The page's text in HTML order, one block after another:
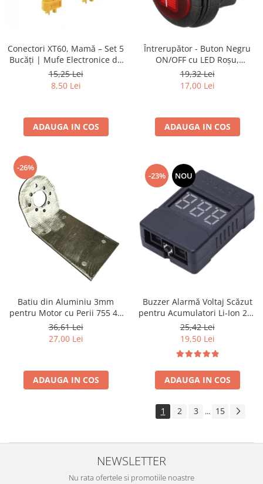
Conectori XT60, Mamă – Set 5
Bucăți | Mufe Electronice de
Înaltă Calitate
15,25 Lei
8,50 Lei
ADAUGA IN COS
Întrerupător - Buton Negru
ON/OFF cu LED Roșu,
Protecție Cauciuc
19,32 Lei
17,00 Lei
ADAUGA IN COS
-26%
Batiu din Aluminiu 3mm
pentru Motor cu Perii 755 40
și Motor Navomodel
Brushless Outrunner - fara
36,61 Lei
27,00 Lei
ADAUGA IN COS
-23% NOU
Buzzer Alarmă Voltaj Scăzut
pentru Acumulatori Li-Ion 2S–
3S–4S – Protecție Baterii Litiu-
Ion
25,42 Lei
19,50 Lei
ADAUGA IN COS
1 2 3 ... 15
NEWSLETTER
Nu rata ofertele si promotiile noastre